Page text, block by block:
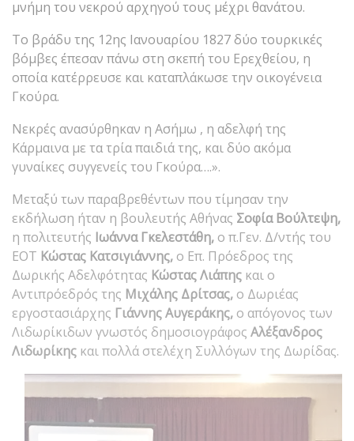
μνήμη του νεκρού αρχηγού τους μέχρι θανάτου.
Το βράδυ της 12ης Ιανουαρίου 1827 δύο τουρκικές
βόμβες έπεσαν πάνω στη σκεπή του Ερεχθείου, η
οποία κατέρρευσε και καταπλάκωσε την οικογένεια
Γκούρα.
Νεκρές ανασύρθηκαν η Ασήμω , η αδελφή της
Κάρμαινα με τα τρία παιδιά της, και δύο ακόμα
γυναίκες συγγενείς του Γκούρα….».
Μεταξύ των παραβρεθέντων που τίμησαν την
εκδήλωση ήταν η βουλευτής Αθήνας Σοφία Βούλτεψη,
η πολιτευτής Ιωάννα Γκελεστάθη, ο π.Γεν. Δ/ντής του
ΕΟΤ Κώστας Κατσιγιάννης, ο Επ. Πρόεδρος της
Δωρικής Αδελφότητας Κώστας Λιάπης και ο
Αντιπρόεδρός της Μιχάλης Δρίτσας, ο Δωριέας
εργοστασιάρχης Γιάννης Αυγεράκης, ο απόγονος των
Λιδωρίκιδων γνωστός δημοσιογράφος Αλέξανδρος
Λιδωρίκης και πολλά στελέχη Συλλόγων της Δωρίδας.